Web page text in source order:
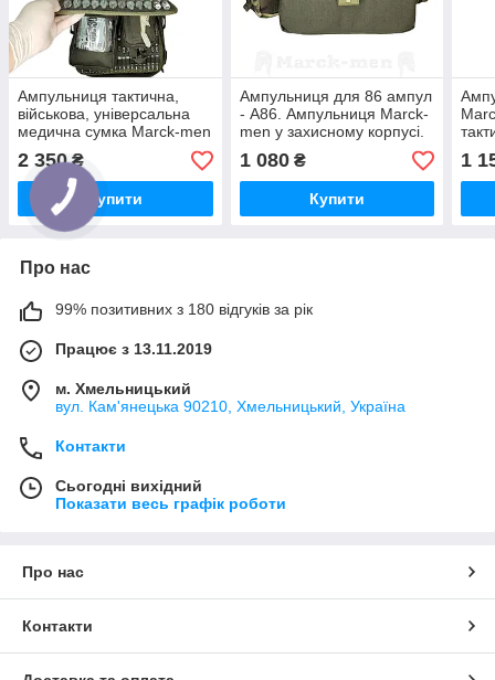
Ампульниця тактична,
військова, універсальна
медична сумка Marck-men
на х73+ ампул, хакі- А225.
Марк-2
2 350₴
Купити
Ампульниця для 86 ампул
- А86. Ампульниця Marck-
men у захисному корпусі.
Ампульниця тактична,
військова
1 080₴
Купити
1
Про нас
99% позитивних з 180 відгуків за рік
Працює з 13.11.2019
м. Хмельницький
вул. Кам'янецька 90210, Хмельницький, Україна
Контакти
Сьогодні вихідний
Показати весь графік роботи
Про нас
Контакти